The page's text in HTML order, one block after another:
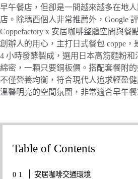
早午餐店，但卻是一間越來越多在地
店。除瑪西個人非常推薦外，Google
Coppefactory x 安居咖啡整體空間與餐
創辦人的用心，主打日式餐包 coppe，
4 小時發酵製成，選用日本高筋麵粉和
綿密，一顆只要銅板價。搭配套餐附的
不僅營養均衡，符合現代人追求輕盈健
溫馨明亮的空間氛圍，非常適合早午餐
Table of Contents
安居咖啡交通環境